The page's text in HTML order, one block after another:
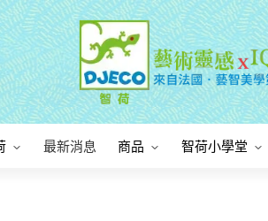
最新消息 商品 智荷小學堂